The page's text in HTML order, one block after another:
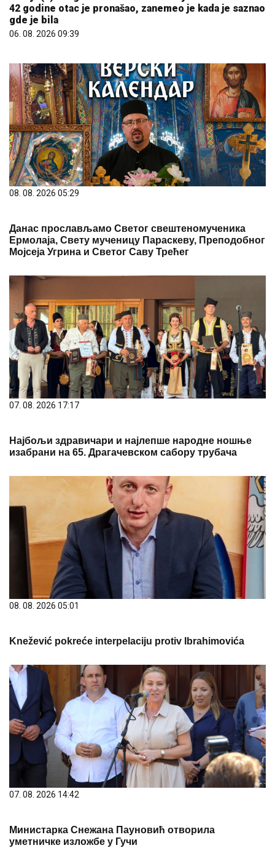
42 godine otac je pronašao, zanemeo je kada je saznao
gde je bila
06. 08. 2026 09:39
08. 08. 2026 05:29
Данас прослављамо Светог свештеномученика
Ермолаја, Свету мученицу Параскеву, Преподобног
Мојсеја Угрина и Светог Саву Трећег
07. 08. 2026 17:17
Најбољи здравичари и најлепше народне ношње
изабрани на 65. Драгачевском сабору трубача
08. 08. 2026 05:01
Knežević pokreće interpelaciju protiv Ibrahimovića
07. 08. 2026 14:42
Министарка Снежана Пауновић отворила
уметничке изложбе у Гучи